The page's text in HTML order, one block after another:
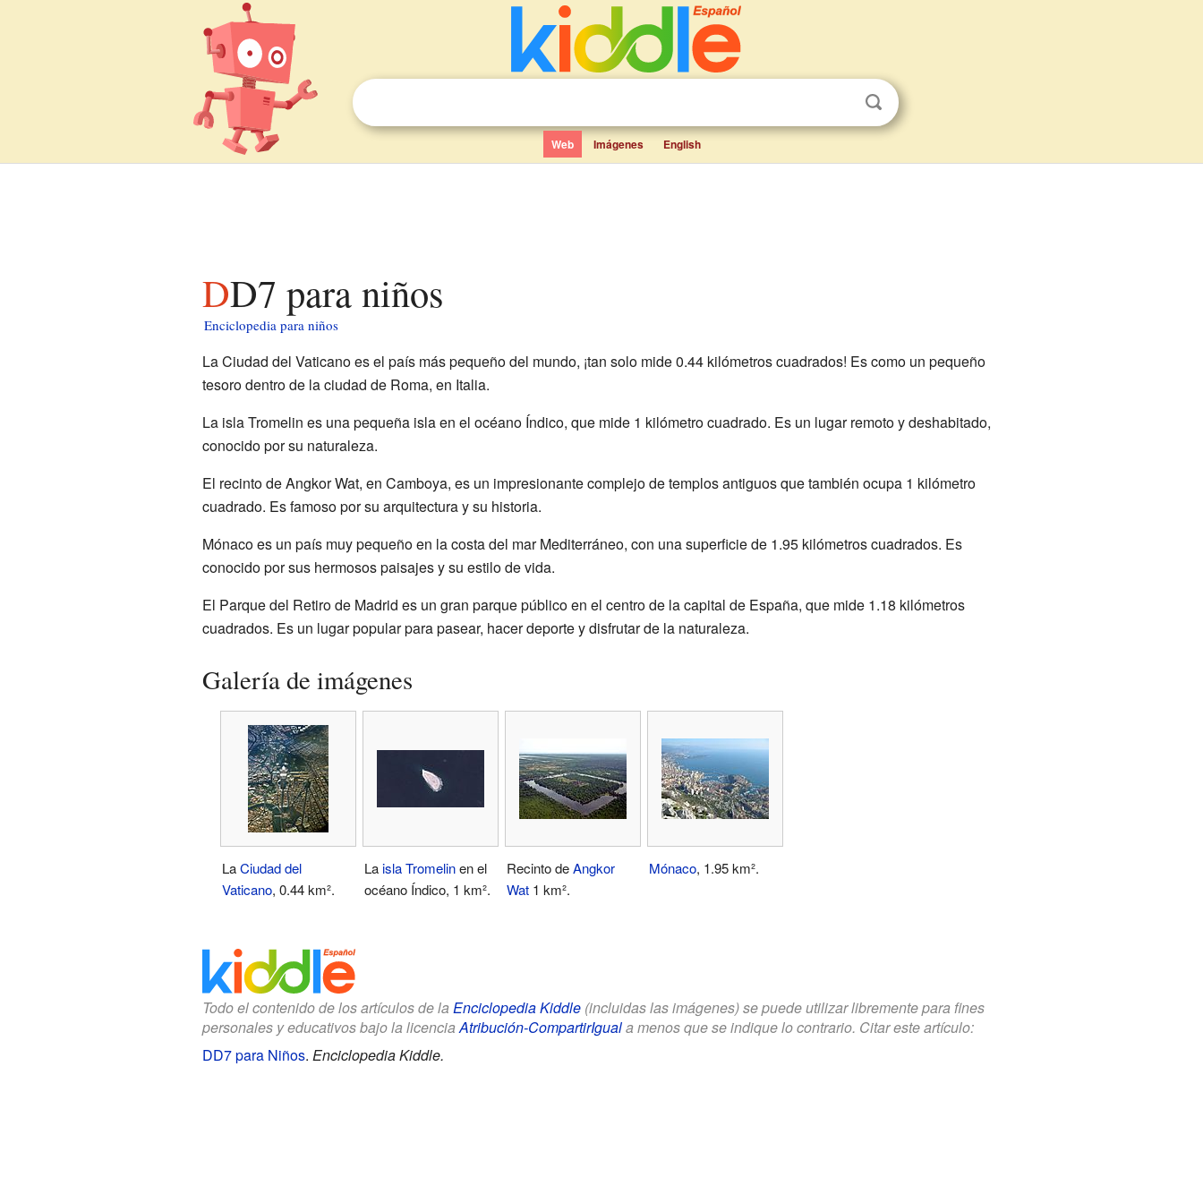
Web Imágenes English
DD7 para niños
Enciclopedia para niños
La Ciudad del Vaticano es el país más pequeño del mundo, ¡tan solo mide 0.44 kilómetros cuadrados! Es como un pequeño
tesoro dentro de la ciudad de Roma, en Italia.
La isla Tromelin es una pequeña isla en el océano Índico, que mide 1 kilómetro cuadrado. Es un lugar remoto y deshabitado,
conocido por su naturaleza.
El recinto de Angkor Wat, en Camboya, es un impresionante complejo de templos antiguos que también ocupa 1 kilómetro
cuadrado. Es famoso por su arquitectura y su historia.
Mónaco es un país muy pequeño en la costa del mar Mediterráneo, con una superficie de 1.95 kilómetros cuadrados. Es
conocido por sus hermosos paisajes y su estilo de vida.
El Parque del Retiro de Madrid es un gran parque público en el centro de la capital de España, que mide 1.18 kilómetros
cuadrados. Es un lugar popular para pasear, hacer deporte y disfrutar de la naturaleza.
Galería de imágenes
LaCiudad del
Vaticano, 0.44 km².
Laisla Tromelinen el
océano Índico, 1 km².
Recinto deAngkor
Wat1 km².
Mónaco, 1.95 km².
Todo el contenido de los artículos de la Enciclopedia Kiddle(incluidas las imágenes) se puede utilizar libremente para fines
personales y educativos bajo la licencia Atribución-CompartirIguala menos que se indique lo contrario. Citar este artículo:
DD7 para Niños. Enciclopedia Kiddle.